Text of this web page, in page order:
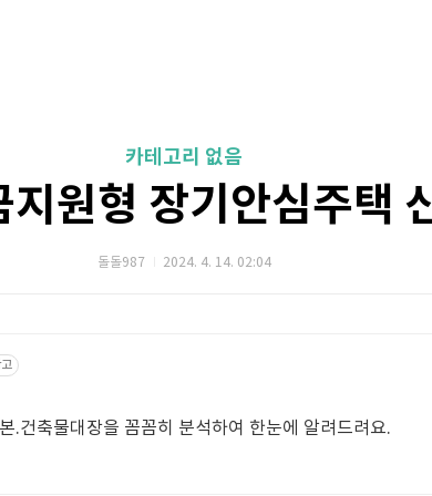
카테고리 없음
지원형 장기안심주택
돌돌987 2024. 4. 14. 02:04
.건축물대장을 꼼꼼히 분석하여 한눈에 알려드려요.